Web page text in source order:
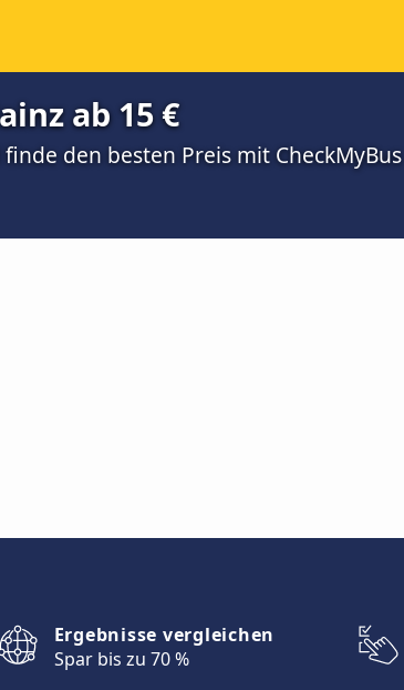
ab 15 €
den besten Preis mit CheckMyBus
Ergebnisse vergleichen
Spar bis zu 70 %